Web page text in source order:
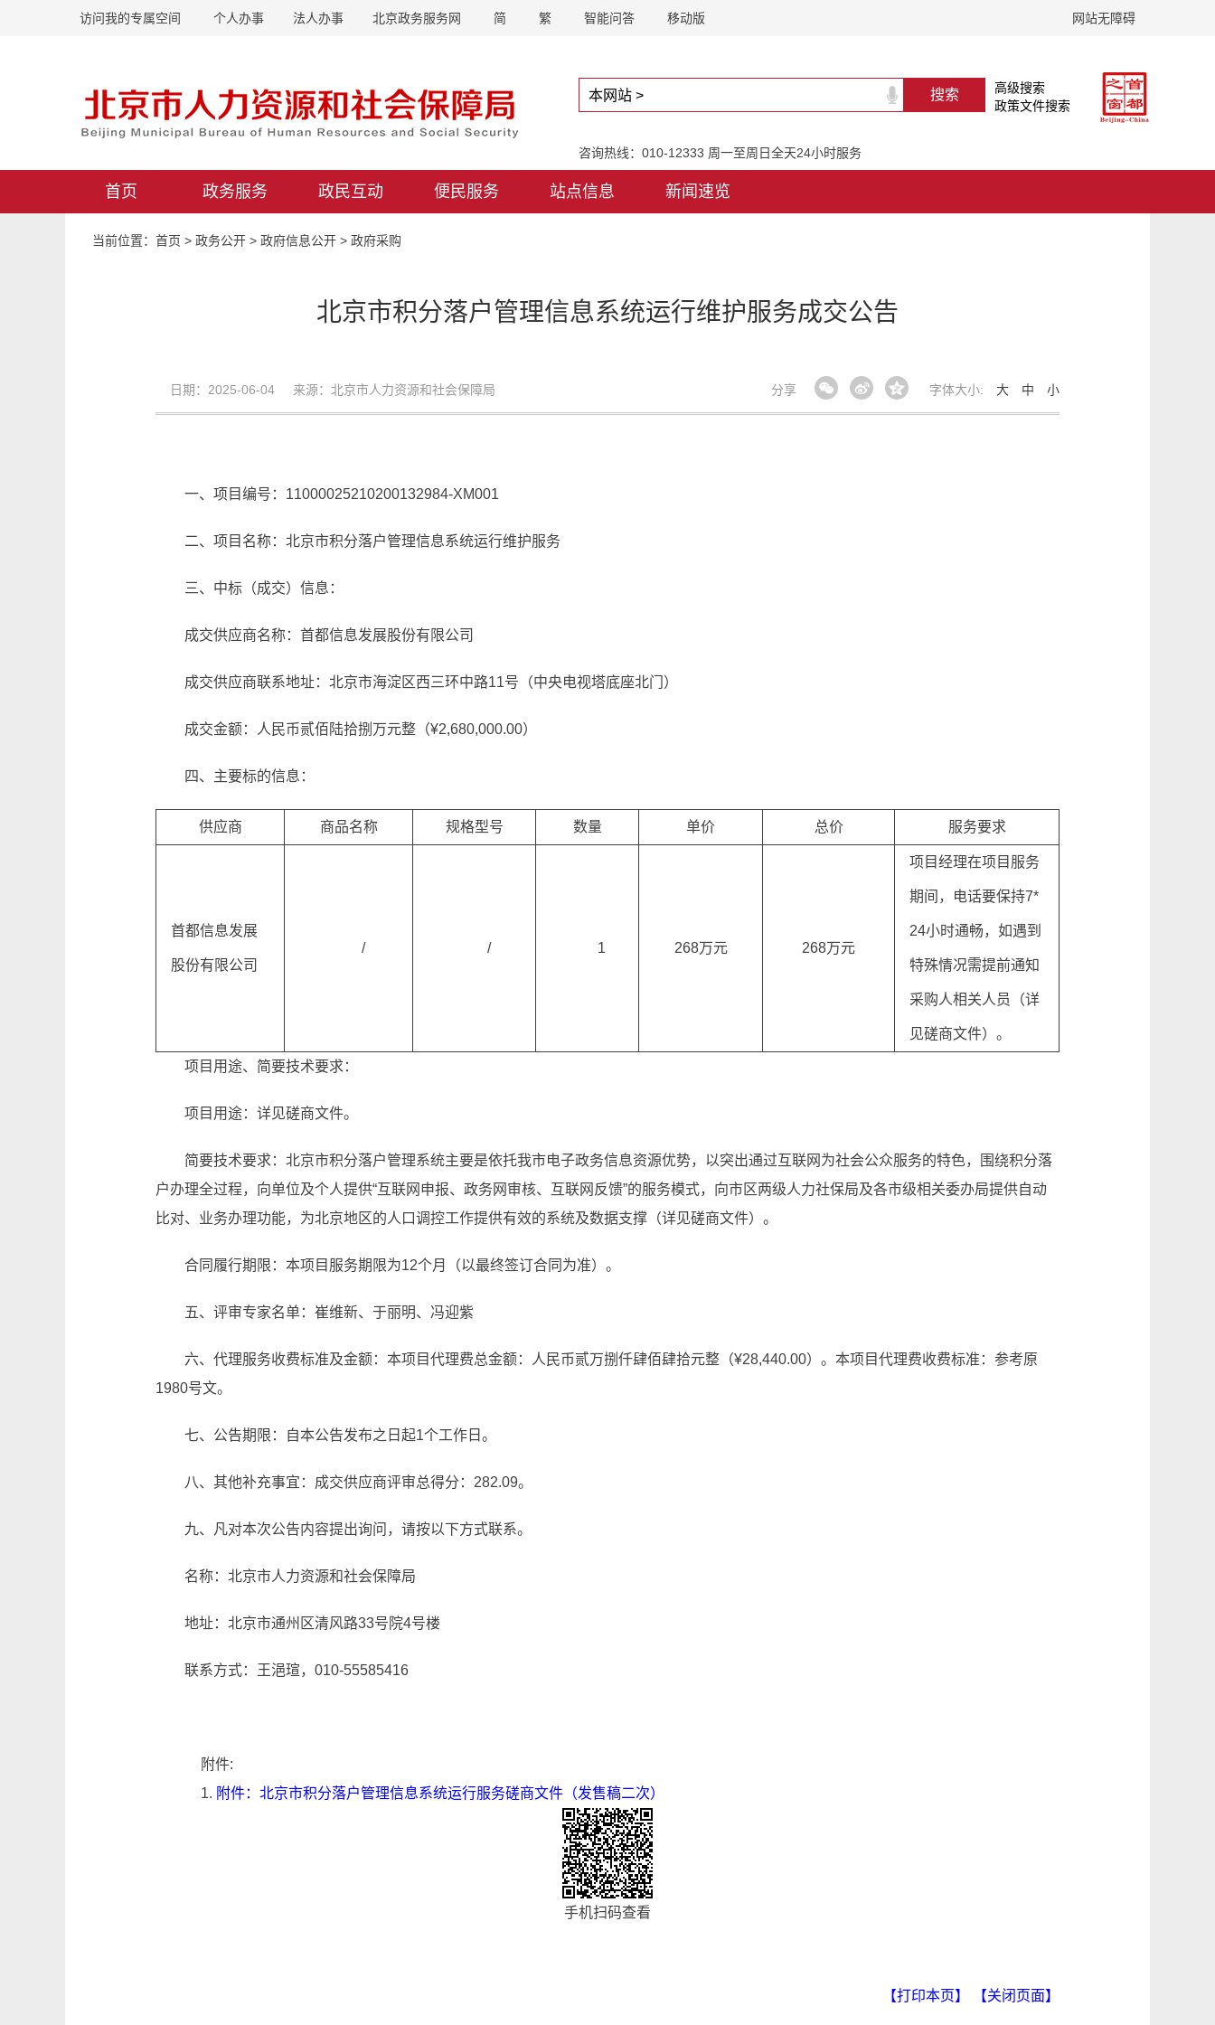
访问我的专属空间 个人办事 法人办事 北京政务服务网 简 繁 智能问答 移动版 网站无障碍
高级搜索
政策文件搜索
咨询热线：010-12333 周一至周日全天24小时服务
首页 政务服务 政民互动 便民服务 站点信息 新闻速览
当前位置： 首页 > 政务公开 > 政府信息公开 > 政府采购
北京市积分落户管理信息系统运行维护服务成交公告
日期：2025-06-04 来源：北京市人力资源和社会保障局 字体大小: 大 中 小
分享
一、项目编号：11000025210200132984-XM001
二、项目名称：北京市积分落户管理信息系统运行维护服务
三、中标（成交）信息：
成交供应商名称：首都信息发展股份有限公司
成交供应商联系地址：北京市海淀区西三环中路11号（中央电视塔底座北门）
成交金额：人民币贰佰陆拾捌万元整（¥2,680,000.00）
四、主要标的信息：
供应商 商品名称 规格型号 数量 单价 总价 服务要求
首都信息发展
股份有限公司
/ / 1 268万元 268万元
项目经理在项目服务
期间，电话要保持7*
24小时通畅，如遇到
特殊情况需提前通知
采购人相关人员（详
见磋商文件）。
项目用途、简要技术要求：
项目用途：详见磋商文件。
简要技术要求：北京市积分落户管理系统主要是依托我市电子政务信息资源优势，以突出通过互联网为社会公众服务的特色，围绕积分落
户办理全过程，向单位及个人提供“互联网申报、政务网审核、互联网反馈”的服务模式，向市区两级人力社保局及各市级相关委办局提供自动
比对、业务办理功能，为北京地区的人口调控工作提供有效的系统及数据支撑（详见磋商文件）。
合同履行期限：本项目服务期限为12个月（以最终签订合同为准）。
五、评审专家名单：崔维新、于丽明、冯迎紫
六、代理服务收费标准及金额：本项目代理费总金额：人民币贰万捌仟肆佰肆拾元整（¥28,440.00）。本项目代理费收费标准：参考原
1980号文。
七、公告期限：自本公告发布之日起1个工作日。
八、其他补充事宜：成交供应商评审总得分：282.09。
九、凡对本次公告内容提出询问，请按以下方式联系。
名称：北京市人力资源和社会保障局
地址：北京市通州区清风路33号院4号楼
联系方式：王浥瑄，010-55585416
附件:
1. 附件：北京市积分落户管理信息系统运行服务磋商文件（发售稿二次）
手机扫码查看
【打印本页】 【关闭页面】